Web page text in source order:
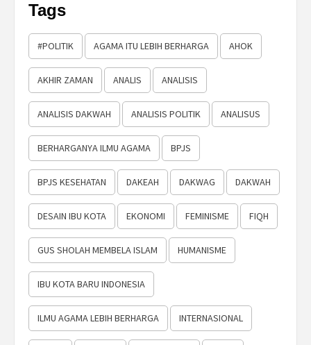
Tags
#POLITIK AGAMA ITU LEBIH BERHARGA AHOK
AKHIR ZAMAN ANALIS ANALISIS
ANALISIS DAKWAH ANALISIS POLITIK ANALISUS
BERHARGANYA ILMU AGAMA BPJS
BPJS KESEHATAN DAKEAH DAKWAG DAKWAH
DESAIN IBU KOTA EKONOMI FEMINISME FIQH
GUS SHOLAH MEMBELA ISLAM HUMANISME
IBU KOTA BARU INDONESIA
ILMU AGAMA LEBIH BERHARGA INTERNASIONAL